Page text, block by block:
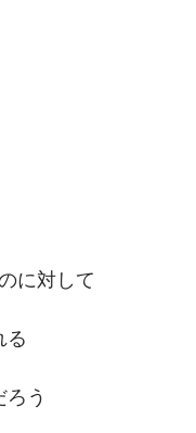
に対して
る
う